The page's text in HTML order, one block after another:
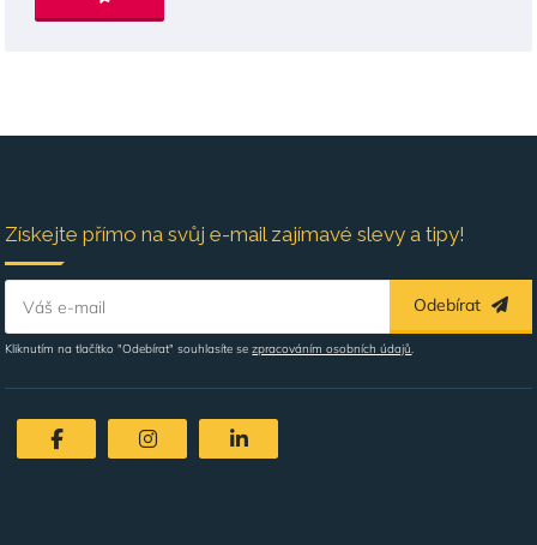
Získejte přímo na svůj e-mail zajímavé slevy a tipy!
Váš e-mail Odebírat
Kliknutím na tlačítko "Odebírat" souhlasíte sezpracováním osobních údajů.